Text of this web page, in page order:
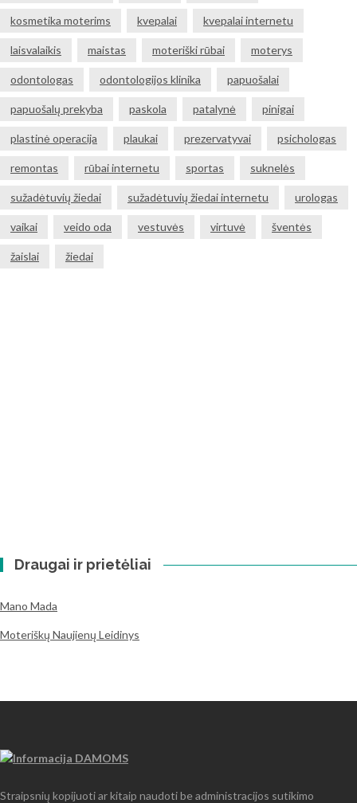
kosmetika moterims kvepalai kvepalai internetu
laisvalaikis maistas moteriški rūbai moterys
odontologas odontologijos klinika papuošalai
papuošalų prekyba paskola patalynė pinigai
plastinė operacija plaukai prezervatyvai psichologas
remontas rūbai internetu sportas suknelės
sužadėtuvių žiedai sužadėtuvių žiedai internetu urologas
vaikai veido oda vestuvės virtuvė šventės
žaislai žiedai
Draugai ir prietėliai
Mano Mada
Moteriškų Naujienų Leidinys
Straipsnių kopijuoti ar kitaip naudoti be administracijos sutikimo